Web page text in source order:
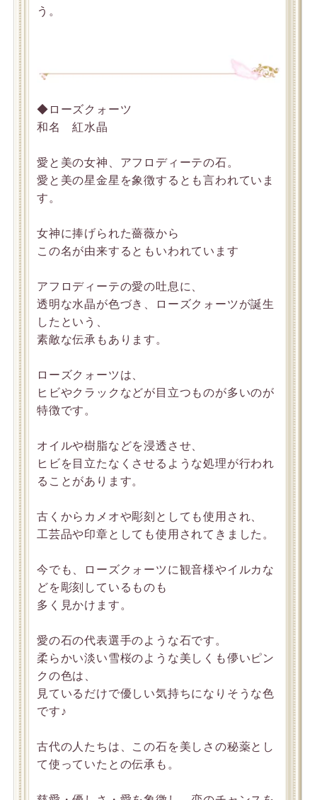
う。
◆ローズクォーツ
和名 紅水晶
愛と美の女神、アフロディーテの石。
愛と美の星金星を象徴するとも言われていま
す。
女神に捧げられた薔薇から
この名が由来するともいわれています
アフロディーテの愛の吐息に、
透明な水晶が色づき、ローズクォーツが誕生
したという、
素敵な伝承もあります。
ローズクォーツは、
ヒビやクラックなどが目立つものが多いのが
特徴です。
オイルや樹脂などを浸透させ、
ヒビを目立たなくさせるような処理が行われ
ることがあります。
古くからカメオや彫刻としても使用され、
工芸品や印章としても使用されてきました。
今でも、ローズクォーツに観音様やイルカな
どを彫刻しているものも
多く見かけます。
愛の石の代表選手のような石です。
柔らかい淡い雪桜のような美しくも儚いピン
クの色は、
見ているだけで優しい気持ちになりそうな色
です♪
古代の人たちは、この石を美しさの秘薬とし
て使っていたとの伝承も。